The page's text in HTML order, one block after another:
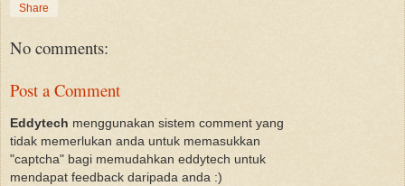
Share
No comments:
Post a Comment
Eddytech menggunakan sistem comment yang
tidak memerlukan anda untuk memasukkan
"captcha" bagi memudahkan eddytech untuk
mendapat feedback daripada anda :)